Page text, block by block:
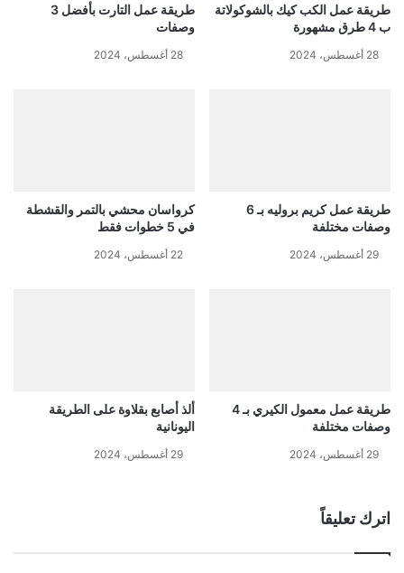
طريقة عمل الكب كيك بالشوكولاتة
ب 4 طرق مشهورة
28 أغسطس، 2024
طريقة عمل التارت بأفضل 3
وصفات
28 أغسطس، 2024
طريقة عمل كريم بروليه بـ 6
وصفات مختلفة
29 أغسطس، 2024
كرواسان محشي بالتمر والقشطة
في 5 خطوات فقط
22 أغسطس، 2024
طريقة عمل معمول الكيري بـ 4
وصفات مختلفة
29 أغسطس، 2024
ألذ أصابع بقلاوة على الطريقة
اليونانية
29 أغسطس، 2024
اترك تعليقاً